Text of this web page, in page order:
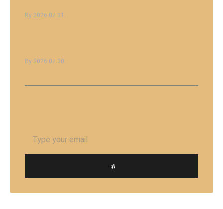
2026.07.31.
2026.07.30.